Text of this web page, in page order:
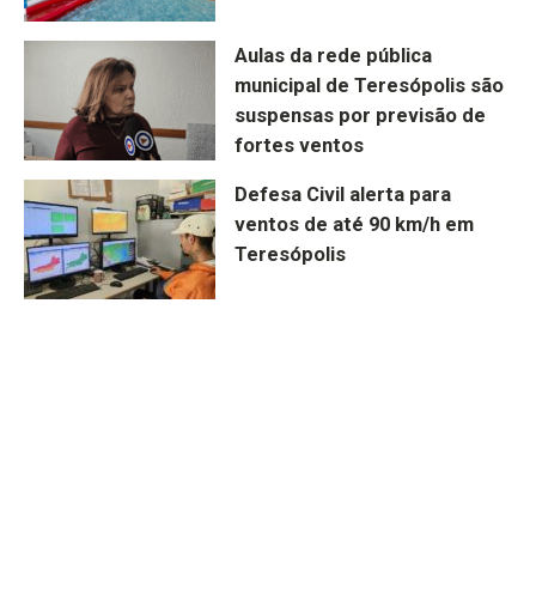
Aulas da rede pública
municipal de Teresópolis são
suspensas por previsão de
fortes ventos
Defesa Civil alerta para
ventos de até 90 km/h em
Teresópolis